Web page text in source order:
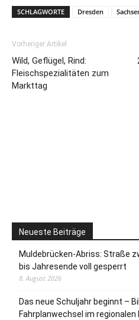
SCHLAGWORTE Dresden
Vorheriger Artikel
Wild, Geflügel, Rind:
Fleischspezialitäten zum
Markttag
Neueste Beiträge
Muldebrücken-Abriss: Straße
bis Jahresende voll gesperrt
8. August 2026
Das neue Schuljahr beginnt –
Fahrplanwechsel im regionalen